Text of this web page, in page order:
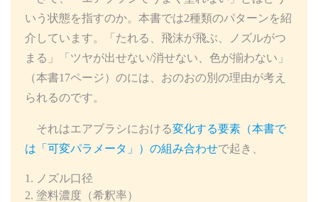
いう状態を指すのか。本書では2種類のパターンを紹
介しています。「たれる、飛沫が飛ぶ、ノズルがつ
まる」「ツヤが出せない/消せない、色が揃わない」
（本書17ページ）のには、おのおの別の理由が考え
られるのです。
それはエアブラシにおける変化する要素（本書で
は「可変パラメータ」）の組み合わせで起き、
ノズル口径
塗料濃度（希釈率）